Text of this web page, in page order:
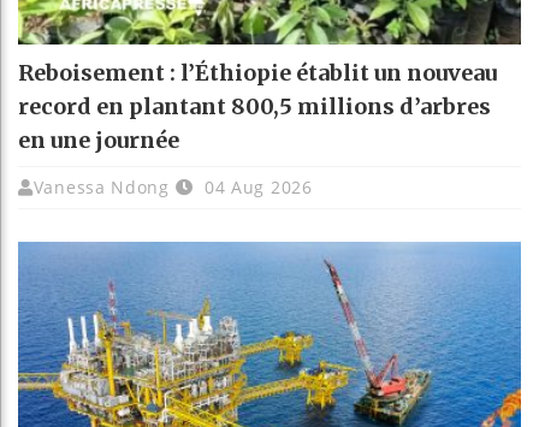
Reboisement : l’Éthiopie établit un nouveau
record en plantant 800,5 millions d’arbres
en une journée
Vanessa Ndong 04 Aug 2026